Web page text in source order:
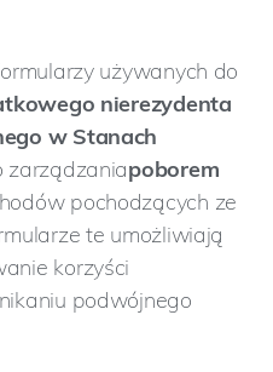
używanych do
nierezydenta
w Stanach
zarządzaniapoborem
pochodzących ze
te umożliwiają
korzyści
podwójnego